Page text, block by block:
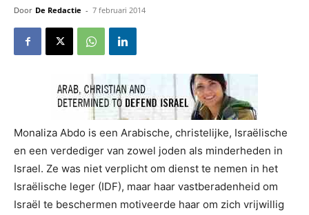
Door De Redactie - 7 februari 2014
Monaliza Abdo is een Arabische, christelijke, Israëlische
en een verdediger van zowel joden als minderheden in
Israel. Ze was niet verplicht om dienst te nemen in het
Israëlische leger (IDF), maar haar vastberadenheid om
Israël te beschermen motiveerde haar om zich vrijwillig